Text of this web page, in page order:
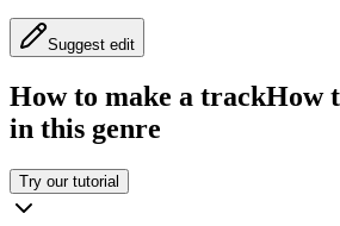
Suggest edit
How to make a trackHow
in this genre
Try our tutorial